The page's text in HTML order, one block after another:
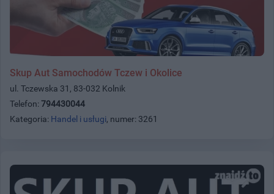
Skup Aut Samochodów Tczew i Okolice
ul. Tczewska 31, 83-032 Kolnik
Telefon: 794430044
Kategoria: Handel i usługi, numer: 3261